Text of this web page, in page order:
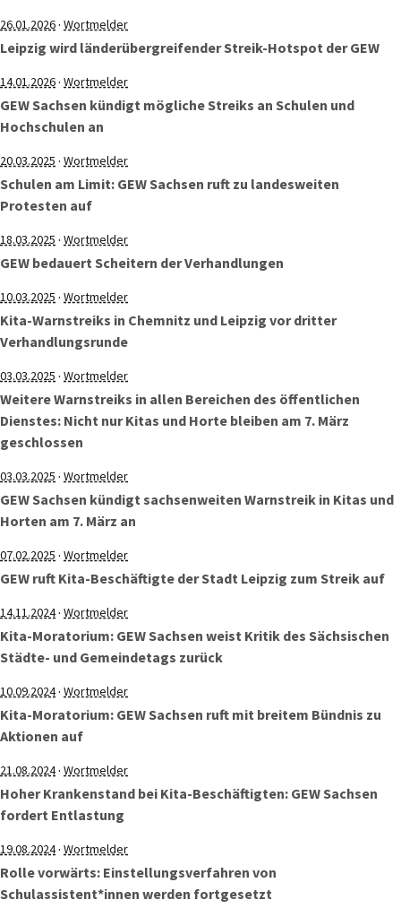
26.01.2026· Wortmelder
Leipzig wird länderübergreifender Streik-Hotspot der GEW
14.01.2026· Wortmelder
GEW Sachsen kündigt mögliche Streiks an Schulen und
Hochschulen an
20.03.2025 · Wortmelder
Schulen am Limit: GEW Sachsen ruft zu landesweiten
Protesten auf
18.03.2025 · Wortmelder
GEW bedauert Scheitern der Verhandlungen
10.03.2025 · Wortmelder
Kita-Warnstreiks in Chemnitz und Leipzig vor dritter
Verhandlungsrunde
03.03.2025 · Wortmelder
Weitere Warnstreiks in allen Bereichen des öffentlichen
Dienstes: Nicht nur Kitas und Horte bleiben am 7. März
geschlossen
03.03.2025 · Wortmelder
GEW Sachsen kündigt sachsenweiten Warnstreik in Kitas und
Horten am 7. März an
07.02.2025 · Wortmelder
GEW ruft Kita-Beschäftigte der Stadt Leipzig zum Streik auf
14.11.2024· Wortmelder
Kita-Moratorium: GEW Sachsen weist Kritik des Sächsischen
Städte- und Gemeindetags zurück
10.09.2024· Wortmelder
Kita-Moratorium: GEW Sachsen ruft mit breitem Bündnis zu
Aktionen auf
21.08.2024· Wortmelder
Hoher Krankenstand bei Kita-Beschäftigten: GEW Sachsen
fordert Entlastung
19.08.2024· Wortmelder
Rolle vorwärts: Einstellungsverfahren von
Schulassistent*innen werden fortgesetzt